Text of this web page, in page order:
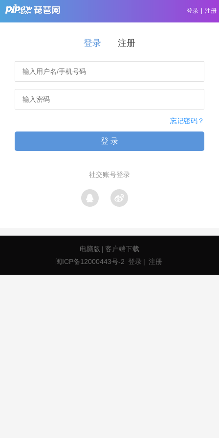
登录 注册
登录 注册
忘记密码？
登 录
社交账号登录
电脑版 | 客户端下载
闽ICP备12000443号-2 登录 | 注册